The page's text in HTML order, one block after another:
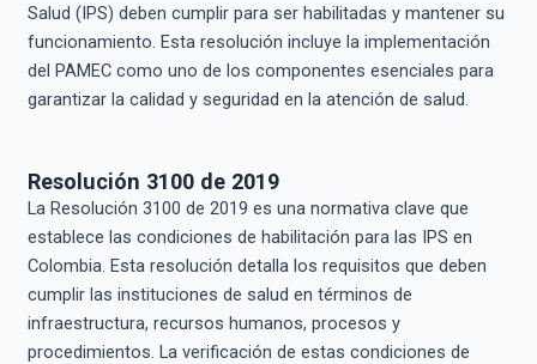
Salud (IPS) deben cumplir para ser habilitadas y mantener su
funcionamiento. Esta resolución incluye la implementación
del PAMEC como uno de los componentes esenciales para
garantizar la calidad y seguridad en la atención de salud.
Resolución 3100 de 2019
La Resolución 3100 de 2019 es una normativa clave que
establece las condiciones de habilitación para las IPS en
Colombia. Esta resolución detalla los requisitos que deben
cumplir las instituciones de salud en términos de
infraestructura, recursos humanos, procesos y
procedimientos. La verificación de estas condiciones de